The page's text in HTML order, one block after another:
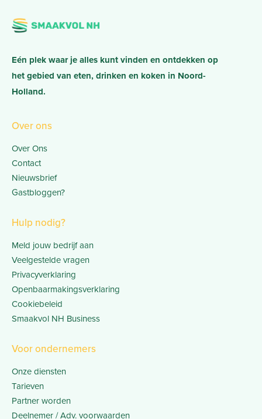
Eén plek waar je alles kunt vinden en ontdekken op
het gebied van eten, drinken en koken in Noord-
Holland.
Over ons
Over Ons
Contact
Nieuwsbrief
Gastbloggen?
Hulp nodig?
Meld jouw bedrijf aan
Veelgestelde vragen
Privacyverklaring
Openbaarmakingsverklaring
Cookiebeleid
Smaakvol NH Business
Voor ondernemers
Onze diensten
Tarieven
Partner worden
Deelnemer / Adv. voorwaarden